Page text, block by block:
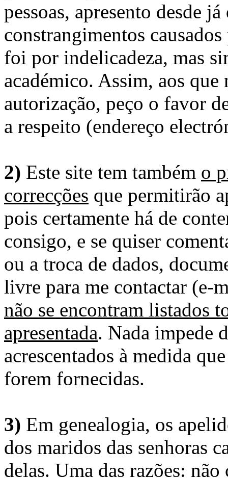
pessoas, apresento desde
constrangimentos
foi por indelicadeza, mas
académico. Assim, aos
autorização, peço o favor
a respeito (endereço
2) Este site tem também o
correcções que permitirão
pois certamente há de
consigo, e se quiser
ou a troca de dados,
livre para me contactar (e-
não se encontram listados
apresentada. Nada impede
acrescentados à medida
forem fornecidas.
3) Em genealogia, os
dos maridos das senhoras
delas. Uma das razões: